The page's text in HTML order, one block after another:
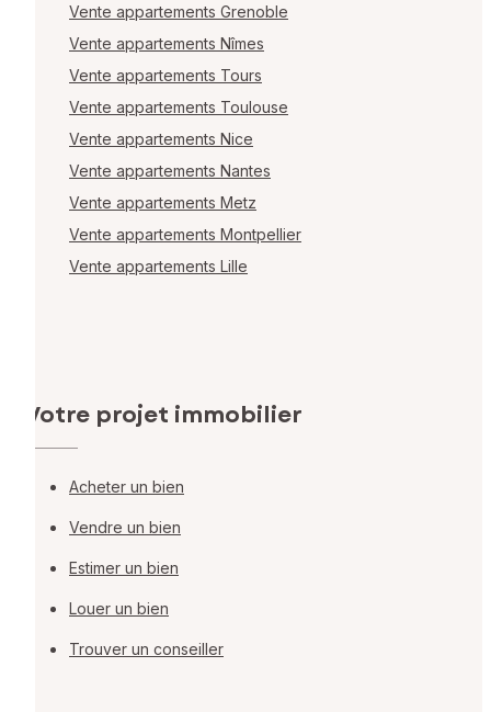
Vente appartements Grenoble
Vente appartements Nîmes
Vente appartements Tours
Vente appartements Toulouse
Vente appartements Nice
Vente appartements Nantes
Vente appartements Metz
Vente appartements Montpellier
Vente appartements Lille
Votre projet immobilier
Acheter un bien
Vendre un bien
Estimer un bien
Louer un bien
Trouver un conseiller